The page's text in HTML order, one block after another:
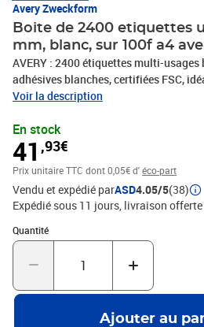
Avery Zweckform
Boite de 2400 etiquettes
mm, blanc, sur 100f a4
AVERY : 2400 étiquettes multi-
adhésives blanches, certifiées FSC,
d'impression, Garanties sans bourrage,
étiquettes avec le logiciel GRATUIT
Voir la description
En stock
41 ,93€
Prix unitaire TTC dont 0,05€ d'éco-part
Vendu et expédié parASD4.05/5(38)
Expédié sous 11 jours livraison offerte
Quantité
Quantité : 1
Ajouter au